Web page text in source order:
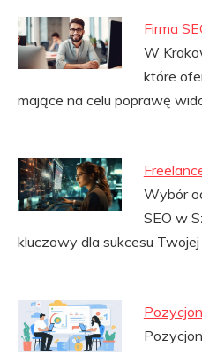
Firma
W
które
mające na celu poprawę
Wybór
SEO w
kluczowy dla sukcesu